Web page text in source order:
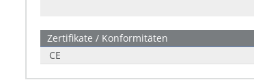
Zertifikate / Konformitäten
CE